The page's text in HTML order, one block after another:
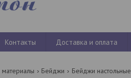
Контакты Доставка и оплата
Бейджи Бейджи настольные